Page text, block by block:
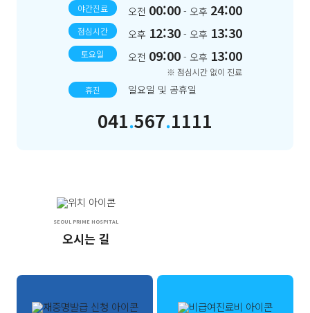
야간진료 오전 00:00- 오후 24:00
점심시간 오후 12:30- 오후 13:30
토요일 오전 09:00- 오후 13:00
※ 점심시간 없이 진료
휴진
일요일 및 공휴일
041.567.1111
SEOUL PRIME HOSPITAL
오시는 길